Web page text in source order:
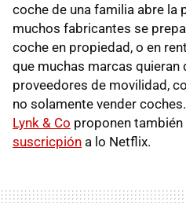
coche de una familia abre la
muchos fabricantes se
coche en propiedad, o en
que muchas marcas
proveedores de movilidad,
no solamente vender
Lynk & Co proponen
suscricpión a lo Netflix.